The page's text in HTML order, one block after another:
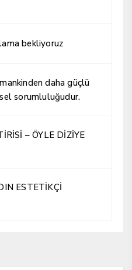
bekliyoruz
daha güçlü
sorumluluğudur.
– ÖYLE DİZİYE